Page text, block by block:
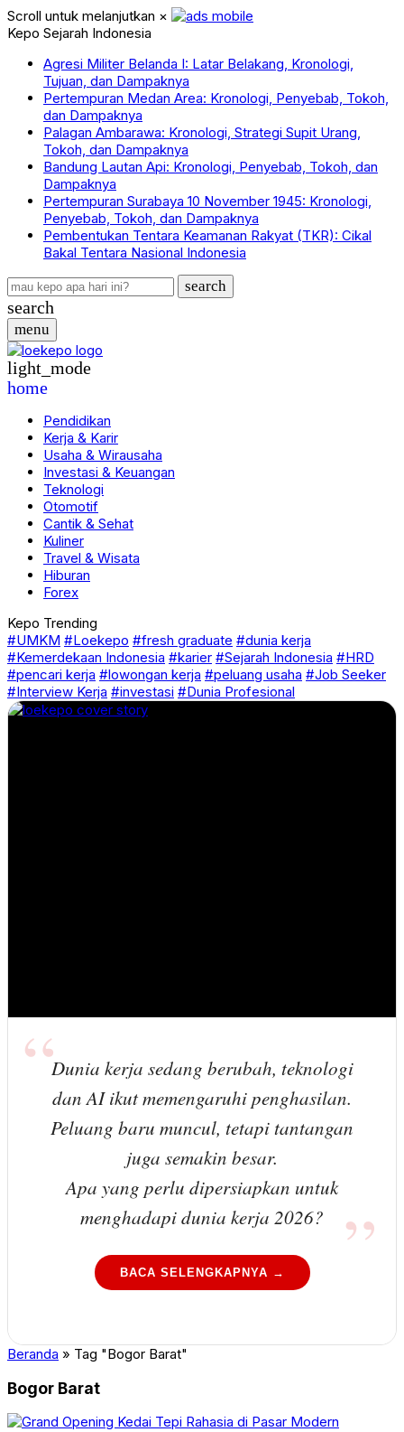
Scroll untuk melanjutkan ×
Kepo Sejarah Indonesia
Agresi Militer Belanda I: Latar Belakang, Kronologi,
Tujuan, dan Dampaknya
Pertempuran Medan Area: Kronologi, Penyebab, Tokoh,
dan Dampaknya
Palagan Ambarawa: Kronologi, Strategi Supit Urang,
Tokoh, dan Dampaknya
Bandung Lautan Api: Kronologi, Penyebab, Tokoh, dan
Dampaknya
Pertempuran Surabaya 10 November 1945: Kronologi,
Penyebab, Tokoh, dan Dampaknya
Pembentukan Tentara Keamanan Rakyat (TKR): Cikal
Bakal Tentara Nasional Indonesia
search
search
menu
light_mode
home
Pendidikan
Kerja & Karir
Usaha & Wirausaha
Investasi & Keuangan
Teknologi
Otomotif
Cantik & Sehat
Kuliner
Travel & Wisata
Hiburan
Forex
Kepo Trending
#UMKM #Loekepo #fresh graduate #dunia kerja
#Kemerdekaan Indonesia #karier #Sejarah Indonesia #HRD
#pencari kerja #lowongan kerja #peluang usaha #Job Seeker
#Interview Kerja #investasi #Dunia Profesional
Dunia kerja sedang berubah, teknologi
dan AI ikut memengaruhi penghasilan.
Peluang baru muncul, tetapi tantangan
juga semakin besar.
Apa yang perlu dipersiapkan untuk
menghadapi dunia kerja 2026?
BACA SELENGKAPNYA →
Beranda » Tag "Bogor Barat"
Bogor Barat